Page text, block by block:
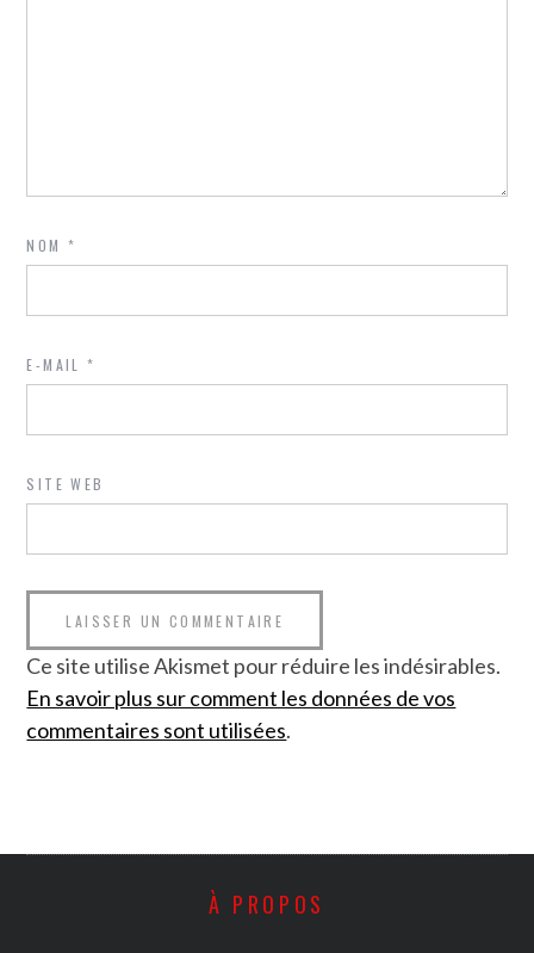
NOM*
E-MAIL*
SITE WEB
Ce site utilise Akismet pour réduire les indésirables.
En savoir plus sur comment les données de vos
commentaires sont utilisées.
À PROPOS